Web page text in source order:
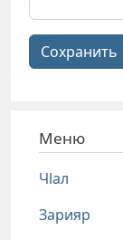
Сохранить
Меню
Чlал
Зарияр